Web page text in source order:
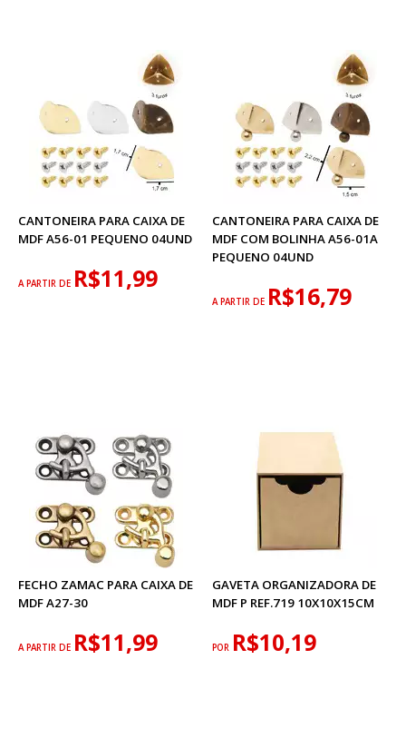
CANTONEIRA PARA CAIXA DE
MDF A56-01 PEQUENO 04UND
A PARTIR DE R$11,99
CANTONEIRA PARA CAIXA DE
MDF COM BOLINHA A56-01A
PEQUENO 04UND
A PARTIR DE R$16,79
FECHO ZAMAC PARA CAIXA DE
MDF A27-30
A PARTIR DE R$11,99
GAVETA ORGANIZADORA DE
MDF P REF.719 10X10X15CM
POR R$10,19